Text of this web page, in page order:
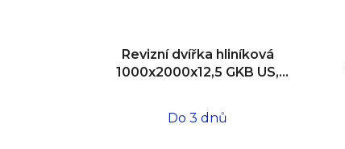
Revizní dvířka hliníková
1000x2000x12,5 GKB US,
Do 3 dnů